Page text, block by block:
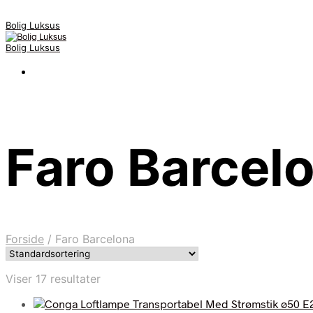
Bolig Luksus
Bolig Luksus
Faro
Forside / Faro Barcelona
Viser 17 resultater